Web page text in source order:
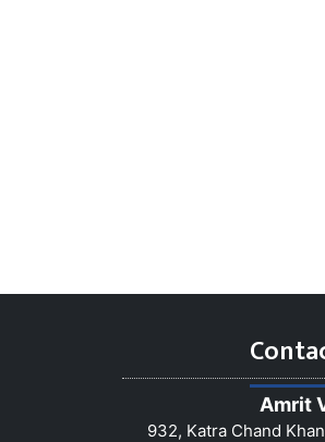
Amrit
932, Katra Chand